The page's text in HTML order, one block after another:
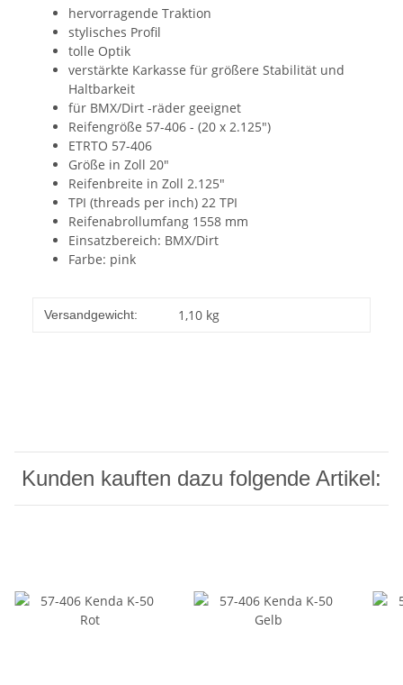
hervorragende Traktion
stylisches Profil
tolle Optik
verstärkte Karkasse für größere Stabilität und
Haltbarkeit
für BMX/Dirt -räder geeignet
Reifengröße 57-406 - (20 x 2.125")
ETRTO 57-406
Größe in Zoll 20"
Reifenbreite in Zoll 2.125"
TPI (threads per inch) 22 TPI
Reifenabrollumfang 1558 mm
Einsatzbereich: BMX/Dirt
Farbe: pink
Versandgewicht: 1,10 kg
Kunden kauften dazu folgende Artikel: